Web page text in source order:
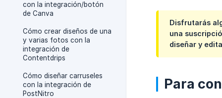
con la integración/botón
de Canva
Cómo crear diseños de una
y varias fotos con la
integración de
Contentdrips
Cómo diseñar carruseles
con la integración de
PostNitro
Disfrutarás
una
diseñar y
Para